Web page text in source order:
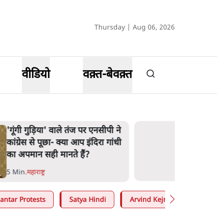
Thursday | Aug 06, 2026
वीडियो वक़्त-बेवक़्त
'गूंगी गुड़िया' वाले तंज पर एनसीपी ने
कांग्रेस से पूछा- क्या आप इंदिरा गांधी
का अपमान सही मानते हैं?
5 Min.महाराष्ट्र
Protests Satya Hindi Arvind Kejriwal